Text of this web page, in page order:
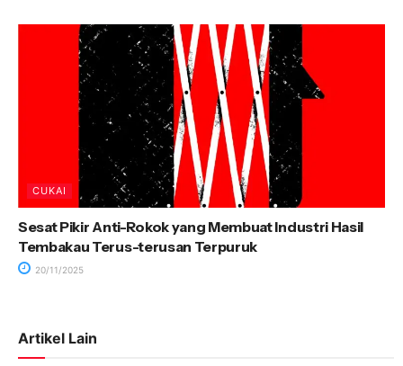
CUKAI
Sesat Pikir Anti-Rokok yang Membuat Industri Hasil
Tembakau Terus-terusan Terpuruk
20/11/2025
Artikel Lain